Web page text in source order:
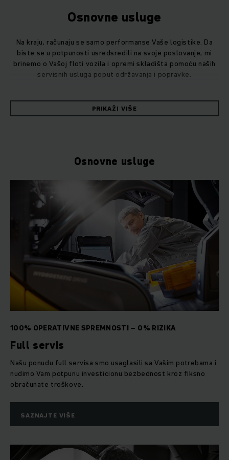
Osnovne usluge
Na kraju, računaju se samo performanse Vaše logistike. Da
biste se u potpunosti usredsredili na svoje poslovanje, mi
brinemo o Vašoj floti vozila i opremi skladišta pomoću naših
servisnih usluga poput održavanja i popravke.
Da li želite bezbrižan paket full servisa koji je najbolja opcija
za Vas ili tražite usluge održavanja i popravke po meri za
prestanka rada ili zastoja je uvek cilj. Sve to iz jednog izvora.
Naše ključne usluge takođe obuhvataju inteligentno
upravljanje energijom za baterije i punjače, kao i servis guma i
bezbednosni servis. Pored toga, tu su takođe i esencijalni
intralogistički zadaci, kao što su hidraulični servis, obuka
vozača i bezbednosna obuka ili stručne usluge inspekcije
polica: sve za Vaš uspeh i apsolutnu pouzdanost Vaših
logističkih procesa.
PRIKAŽI VIŠE
Osnovne usluge
100% OPERATIVNE SPREMNOSTI – 0% RIZIKA
Full servis
Našu ponudu full servisa smo usaglasili sa Vašim potrebama i
nudimo Vam potpunu investicionu bezbednost kroz fiksno
obračunate troškove.
SAZNAJTE VIŠE